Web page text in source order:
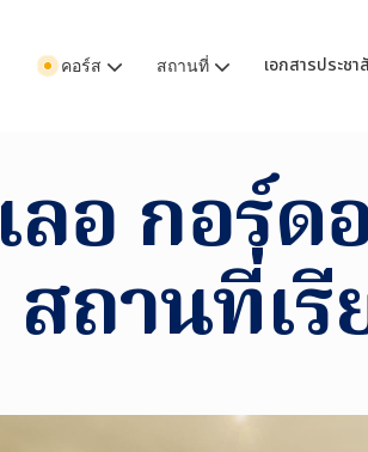
คอร์ส สถานที่ เอกสารประช
เลอ กอร์ด
สถานที่เ